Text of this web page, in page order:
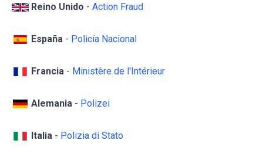
Reino Unido - Action Fraud
España - Policía Nacional
Francia - Ministère de l'Intérieur
Alemania - Polizei
Italia - Polizia di Stato